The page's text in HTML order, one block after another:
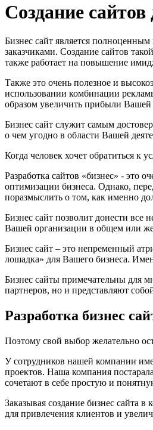
Создание сайтов
Бизнес сайт является
заказчиками. Создание сайтов
также работает на повышение
Также это очень полезное и
использовании комбинации
образом увеличить прибыли
Бизнес сайт служит самым
о чем угодно в области Вашей
Когда человек хочет обратиться к
Разработка сайтов «бизнес» - это
оптимизации бизнеса. Однако,
поразмыслить о том, как именно
Бизнес сайт позволит донести
Вашей организации в общем или
Бизнес сайт – это непременный
лошадка» для Вашего бизнеса.
Бизнес сайты примечательны для
партнеров, но и представляют
Разработка бизнес
Поэтому свой выбор желательно
У сотрудников нашей компании
проектов. Наша компания
сочетают в себе простую и
Заказывая создание бизнес сайта
для привлечения клиентов и